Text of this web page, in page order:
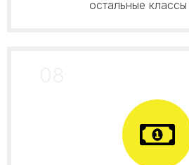
остальные